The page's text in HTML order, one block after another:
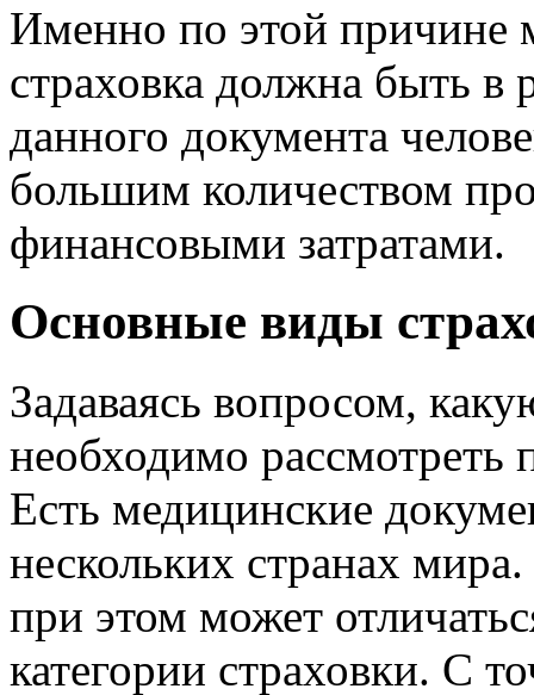
Именно по этой причине
страховка должна быть в
данного документа
большим количеством
финансовыми затратами.
Основные виды
Задаваясь вопросом,
необходимо
Есть медицинские
нескольких странах
при этом может
категории страховки. С